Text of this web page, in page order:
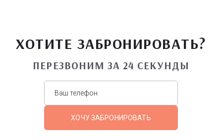
ХОТИТЕ ЗАБРОНИРОВАТЬ?
ПЕРЕЗВОНИМ ЗА 24 СЕКУНДЫ
ХОЧУ ЗАБРОНИРОВАТЬ